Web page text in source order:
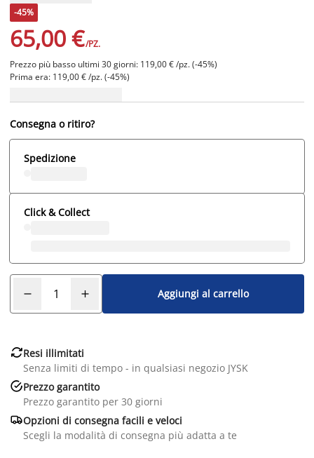
-45%
65,00 €/PZ.
Prezzo più basso ultimi 30 giorni: 119,00 € /pz. (-45%)
Prima era: 119,00 € /pz. (-45%)
Consegna o ritiro?
Spedizione
Click & Collect
Aggiungi al carrello
Resi illimitati
Senza limiti di tempo - in qualsiasi negozio JYSK
Prezzo garantito
Prezzo garantito per 30 giorni
Opzioni di consegna facili e veloci
Scegli la modalità di consegna più adatta a te